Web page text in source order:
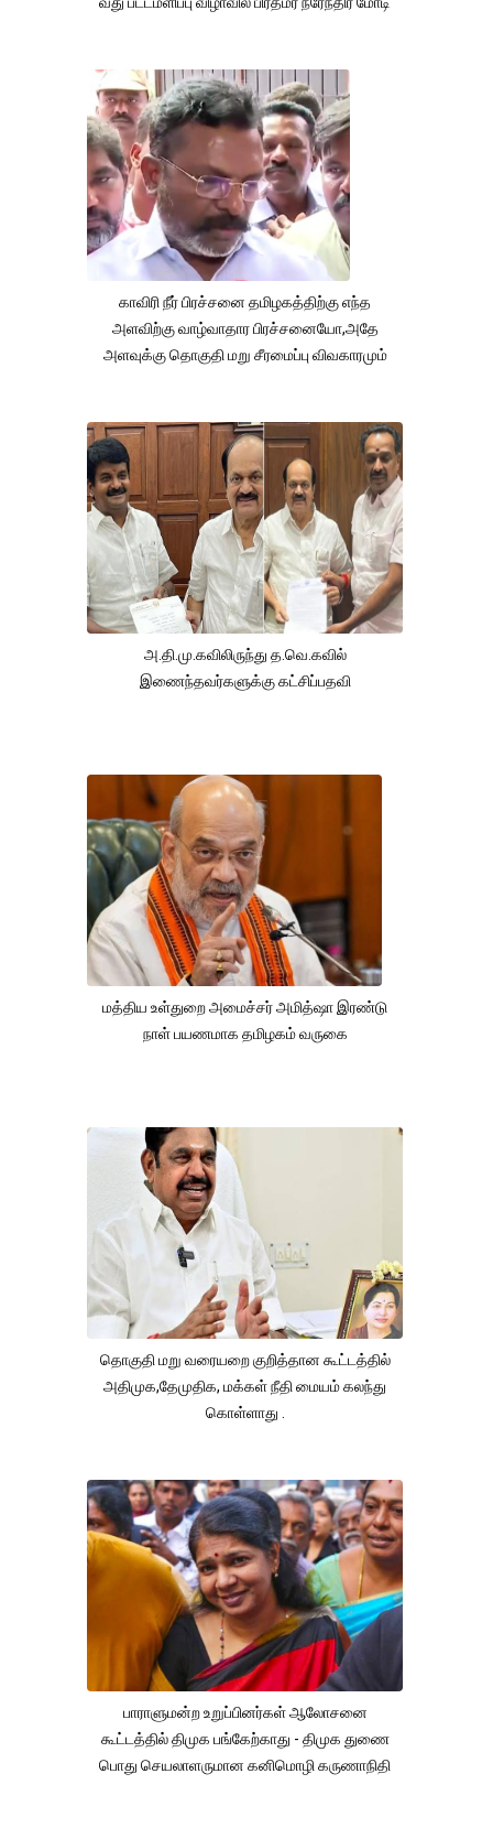
காவிரி நீர் பிரச்சனை தமிழகத்திற்கு எந்த
அளவிற்கு வாழ்வாதார பிரச்சனையோ,அதே
அளவுக்கு தொகுதி மறு சீரமைப்பு விவகாரமும்
அ.தி.மு.கவிலிருந்து த.வெ.கவில்
இணைந்தவர்களுக்கு கட்சிப்பதவி
மத்திய உள்துறை அமைச்சர் அமித்ஷா இரண்டு
நாள் பயணமாக தமிழகம் வருகை
தொகுதி மறு வரையறை குறித்தான கூட்டத்தில்
அதிமுக,தேமுதிக, மக்கள் நீதி மையம் கலந்து
கொள்ளாது .
பாராளுமன்ற உறுப்பினர்கள் ஆலோசனை
கூட்டத்தில் திமுக பங்கேற்காது - திமுக துணை
பொது செயலாளருமான கனிமொழி கருணாநிதி